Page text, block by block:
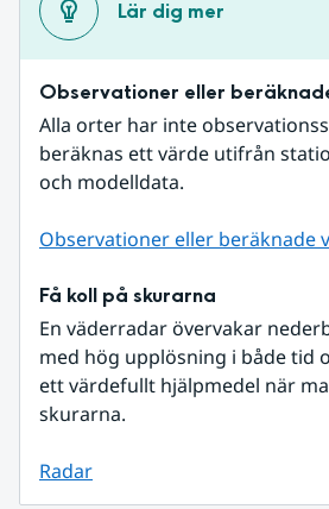
Lär dig mer
Observationer eller
Alla orter har inte
beräknas ett värde utifrån
och modelldata.
Observationer eller beräknade
Få koll på skurarna
En väderradar övervakar
med hög upplösning i både tid
ett värdefullt hjälpmedel när
skurarna.
Radar